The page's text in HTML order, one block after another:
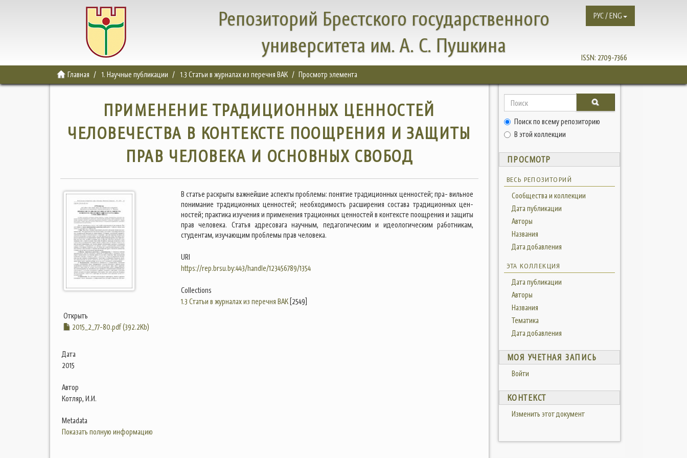
Репозиторий Брестского государственного
университета им. А. С. Пушкина
ISSN: 2709-7366
РУС / ENG
Главная 1. Научные публикации 1.3 Статьи в журналах из перечня ВАК Просмотр элемента
ПРИМЕНЕНИЕ ТРАДИЦИОННЫХ ЦЕННОСТЕЙ
ЧЕЛОВЕЧЕСТВА В КОНТЕКСТЕ ПООЩРЕНИЯ И ЗАЩИТЫ
ПРАВ ЧЕЛОВЕКА И ОСНОВНЫХ СВОБОД
Открыть
2015_2_77-80.pdf (392.2Kb)
Дата
2015
Автор
Котляр, И.И.
Metadata
Показать полную информацию
В статье раскрыты важнейшие аспекты проблемы: понятие традиционных ценностей; пра- вильное
понимание традиционных ценностей; необходимость расширения состава традиционных цен-
ностей; практика изучения и применения трационных ценностей в контексте поощрения и защиты
прав человека. Статья адресовага научным, педагогическим и идеологическим работникам,
студентам, изучающим проблемы прав человека.
URI
https://rep.brsu.by:443/handle/123456789/1354
Collections
1.3 Статьи в журналах из перечня ВАК[2549]
Поиск по всему репозиторию
В этой коллекции
ПРОСМОТР
ВЕСЬ РЕПОЗИТОРИЙ
Сообщества и коллекции
Дата публикации
Авторы
Названия
Дата добавления
ЭТА КОЛЛЕКЦИЯ
Дата публикации
Авторы
Названия
Тематика
Дата добавления
МОЯ УЧЕТНАЯ ЗАПИСЬ
Войти
КОНТЕКСТ
Изменить этот документ